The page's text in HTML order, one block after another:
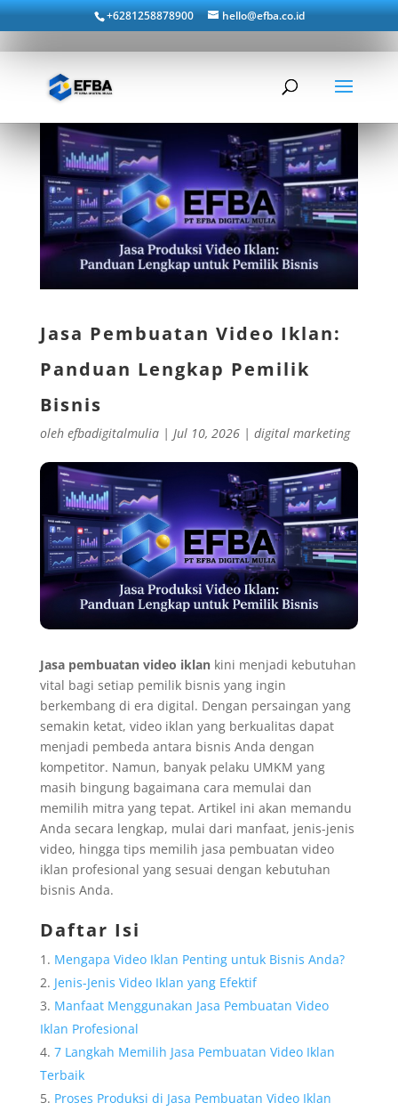
+6281258878900 hello@efba.co.id
Jasa Pembuatan Video Iklan:
Panduan Lengkap Pemilik
Bisnis
oleh efbadigitalmulia| Jul 10, 2026| digital marketing
Jasa pembuatan video iklankini menjadi kebutuhan
vital bagi setiap pemilik bisnis yang ingin
berkembang di era digital. Dengan persaingan yang
semakin ketat, video iklan yang berkualitas dapat
menjadi pembeda antara bisnis Anda dengan
kompetitor. Namun, banyak pelaku UMKM yang
masih bingung bagaimana cara memulai dan
memilih mitra yang tepat. Artikel ini akan memandu
Anda secara lengkap, mulai dari manfaat, jenis-jenis
video, hingga tips memilih jasa pembuatan video
iklan profesional yang sesuai dengan kebutuhan
bisnis Anda.
Daftar Isi
Mengapa Video Iklan Penting untuk Bisnis Anda?
Jenis-Jenis Video Iklan yang Efektif
Manfaat Menggunakan Jasa Pembuatan Video
Iklan Profesional
7 Langkah Memilih Jasa Pembuatan Video Iklan
Terbaik
Proses Produksi di Jasa Pembuatan Video Iklan